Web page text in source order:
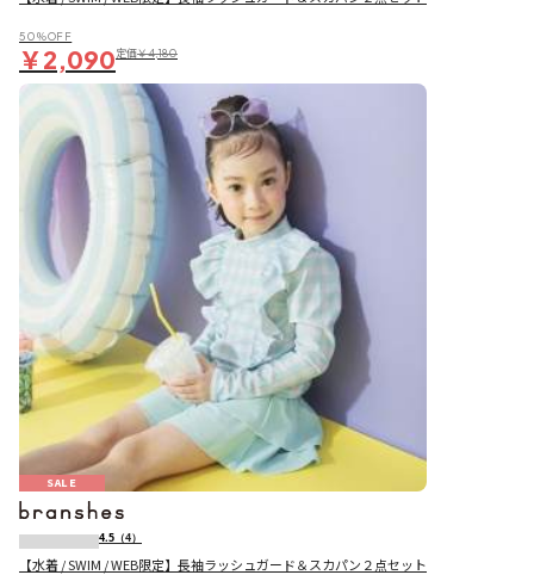
50％OFF
￥2,090定価￥4,180
SALE
4.5 （4）
【水着 / SWIM / WEB限定】長袖ラッシュガード＆スカパン２点セット